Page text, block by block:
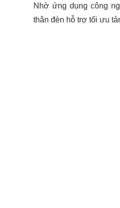
Nhờ ứng dụng công
thân đèn hỗ trợ tối ưu